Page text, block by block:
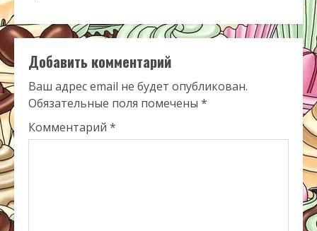
Добавить комментарий
Ваш адрес email не будет опубликован.
Обязательные поля помечены *
Комментарий *